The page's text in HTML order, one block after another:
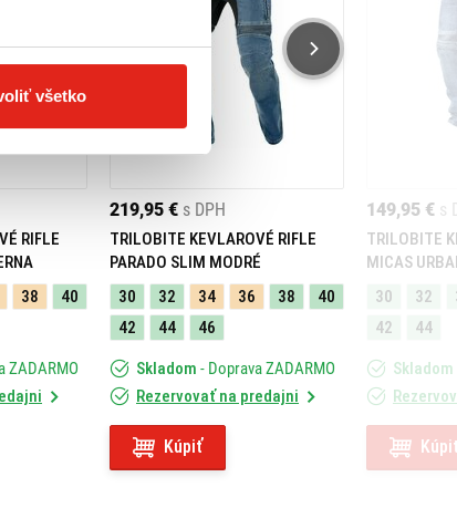
všetko
RIFLE
38
40
ZADARMO
219,95 € s DPH
TRILOBITE KEVLAROVÉ RIFLE
PARADO SLIM MODRÉ
30
32 34 36 38
40
42
44 46
Skladom - Doprava ZADARMO
Rezervovať na predajni
Kúpiť
149,95 € s
TRILOBITE
MICAS
30
32
42
44
Skladom